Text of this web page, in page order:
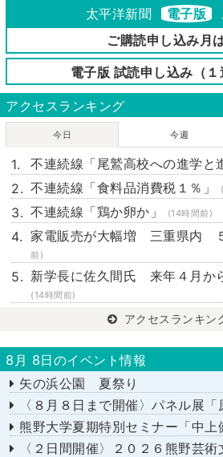
太平洋新聞 電子版
ご購読申し込み月
電子版 試読申し込み（１
アクセスランキング
今日 今週
不連続線「尾鷲高校への進学と
不連続線「食料品消費税１％」
不連続線「鶏か卵か」 (14時間前)
家電販売が大幅増 三重県内
前)
新学長に佐久間氏 来年４月か
(14時間前)
アクセスランキン
8月 8日のイベント情報
矢の浜公園 夏祭り
〈８月８日まで開催〉パネル展「
熊野大学夏期特別セミナー「中上健次 生誕８
〈２日間開催〉２０２６熊野芸術